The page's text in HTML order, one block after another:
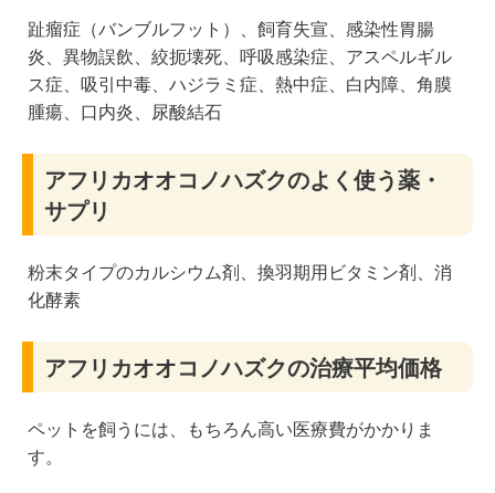
趾瘤症（バンブルフット）、飼育失宣、感染性胃腸
炎、異物誤飲、絞扼壊死、呼吸感染症、アスペルギル
ス症、吸引中毒、ハジラミ症、熱中症、白内障、角膜
腫瘍、口内炎、尿酸結石
アフリカオオコノハズクのよく使う薬・
サプリ
粉末タイプのカルシウム剤、換羽期用ビタミン剤、消
化酵素
アフリカオオコノハズクの治療平均価格
ペットを飼うには、もちろん高い医療費がかかりま
す。